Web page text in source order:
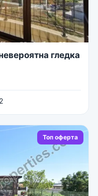
гледка
Топ оферта